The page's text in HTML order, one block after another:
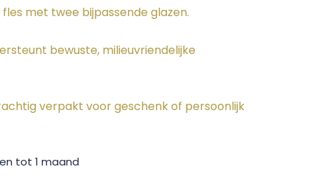
met twee bijpassende glazen.
bewuste, milieuvriendelijke
verpakt voor geschenk of persoonlijk
tot 1 maand